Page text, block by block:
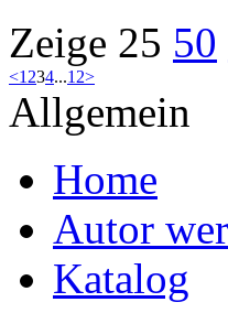
Zeige 25 50
<1 234...12>
Allgemein
Home
Autor
Katalog